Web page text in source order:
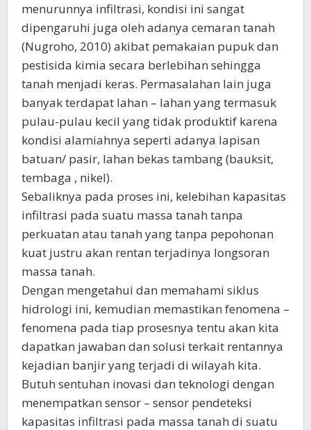
menurunnya infiltrasi, kondisi ini sangat
dipengaruhi juga oleh adanya cemaran tanah
(Nugroho, 2010) akibat pemakaian pupuk dan
pestisida kimia secara berlebihan sehingga
tanah menjadi keras. Permasalahan lain juga
banyak terdapat lahan – lahan yang termasuk
pulau-pulau kecil yang tidak produktif karena
kondisi alamiahnya seperti adanya lapisan
batuan/ pasir, lahan bekas tambang (bauksit,
tembaga , nikel).
Sebaliknya pada proses ini, kelebihan kapasitas
infiltrasi pada suatu massa tanah tanpa
perkuatan atau tanah yang tanpa pepohonan
kuat justru akan rentan terjadinya longsoran
massa tanah.
Dengan mengetahui dan memahami siklus
hidrologi ini, kemudian memastikan fenomena –
fenomena pada tiap prosesnya tentu akan kita
dapatkan jawaban dan solusi terkait rentannya
kejadian banjir yang terjadi di wilayah kita.
Butuh sentuhan inovasi dan teknologi dengan
menempatkan sensor – sensor pendeteksi
kapasitas infiltrasi pada massa tanah di suatu